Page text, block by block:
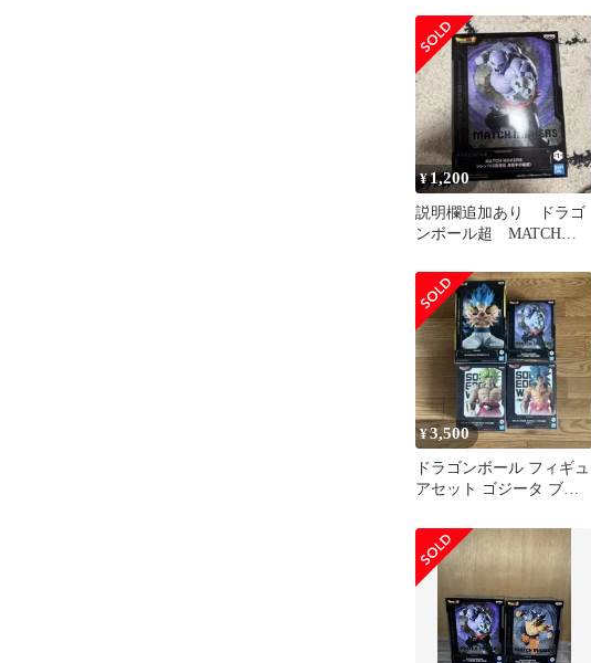
¥1,200
説明欄追加あり ドラゴ
ンボール超 MATCH
¥3,500
ドラゴンボール フィギュ
アセット ゴジータ ブロ